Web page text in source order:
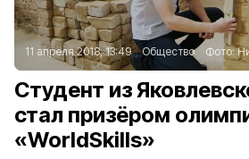
11 апреля 2018, 13:49 Общество Фото:
Студент из
стал призёром
«WorldSkills»